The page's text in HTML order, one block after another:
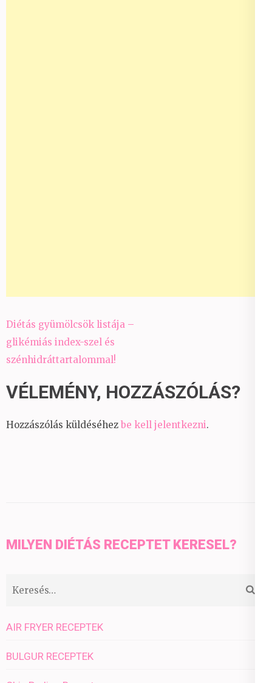
Bejegyzés
navigáció
Diétás gyümölcsök listája –
glikémiás index-szel és
szénhidráttartalommal!
VÉLEMÉNY, HOZZÁSZÓLÁS?
Hozzászólás küldéséhez be kell jelentkezni.
MILYEN DIÉTÁS RECEPTET KERESEL?
Keresés:
AIR FRYER RECEPTEK
BULGUR RECEPTEK